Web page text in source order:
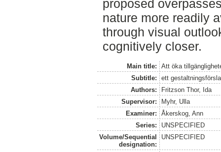
proposed
nature more readily
through visual
cognitively closer.
Main title:
Att öka
Subtitle:
ett
Authors:
Fritzson Thor, Ida
Supervisor:
Myhr, Ulla
Examiner:
Åkerskog, Ann
Series:
UNSPECIFIED
Volume/Sequential
designation:
UNSPECIFIED